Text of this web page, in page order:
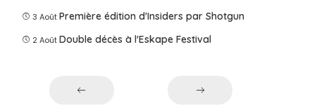
3 Août Première édition d'Insiders par Shotgun
2 Août Double décès à l'Eskape Festival